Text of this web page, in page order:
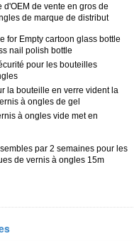
d'OEM de vente en gros de
de marque de distribut
for Empty cartoon glass bottle
nail polish bottle
pour les bouteilles
la bouteille en verre vident la
à ongles de gel
à ongles vide met en
par 2 semaines pour les
de vernis à ongles 15m